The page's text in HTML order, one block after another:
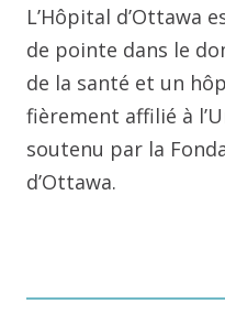
L’Hôpital d’Ottawa
de pointe dans le
de la santé et un
fièrement affilié à
soutenu par la
d’Ottawa.